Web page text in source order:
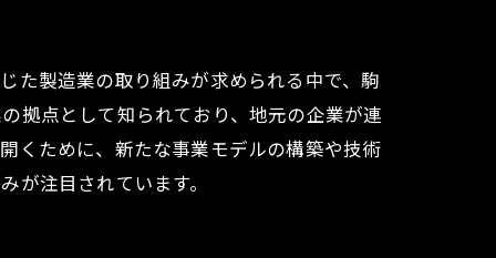
られるヒント
た製造業の取り組みが求められる中で、駒
拠点として知られており、地元の企業が連
くために、新たな事業モデルの構築や技術
注目されています。